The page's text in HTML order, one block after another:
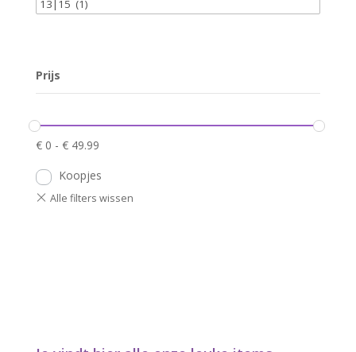
Prijs
€ 0 - € 49.99
Koopjes